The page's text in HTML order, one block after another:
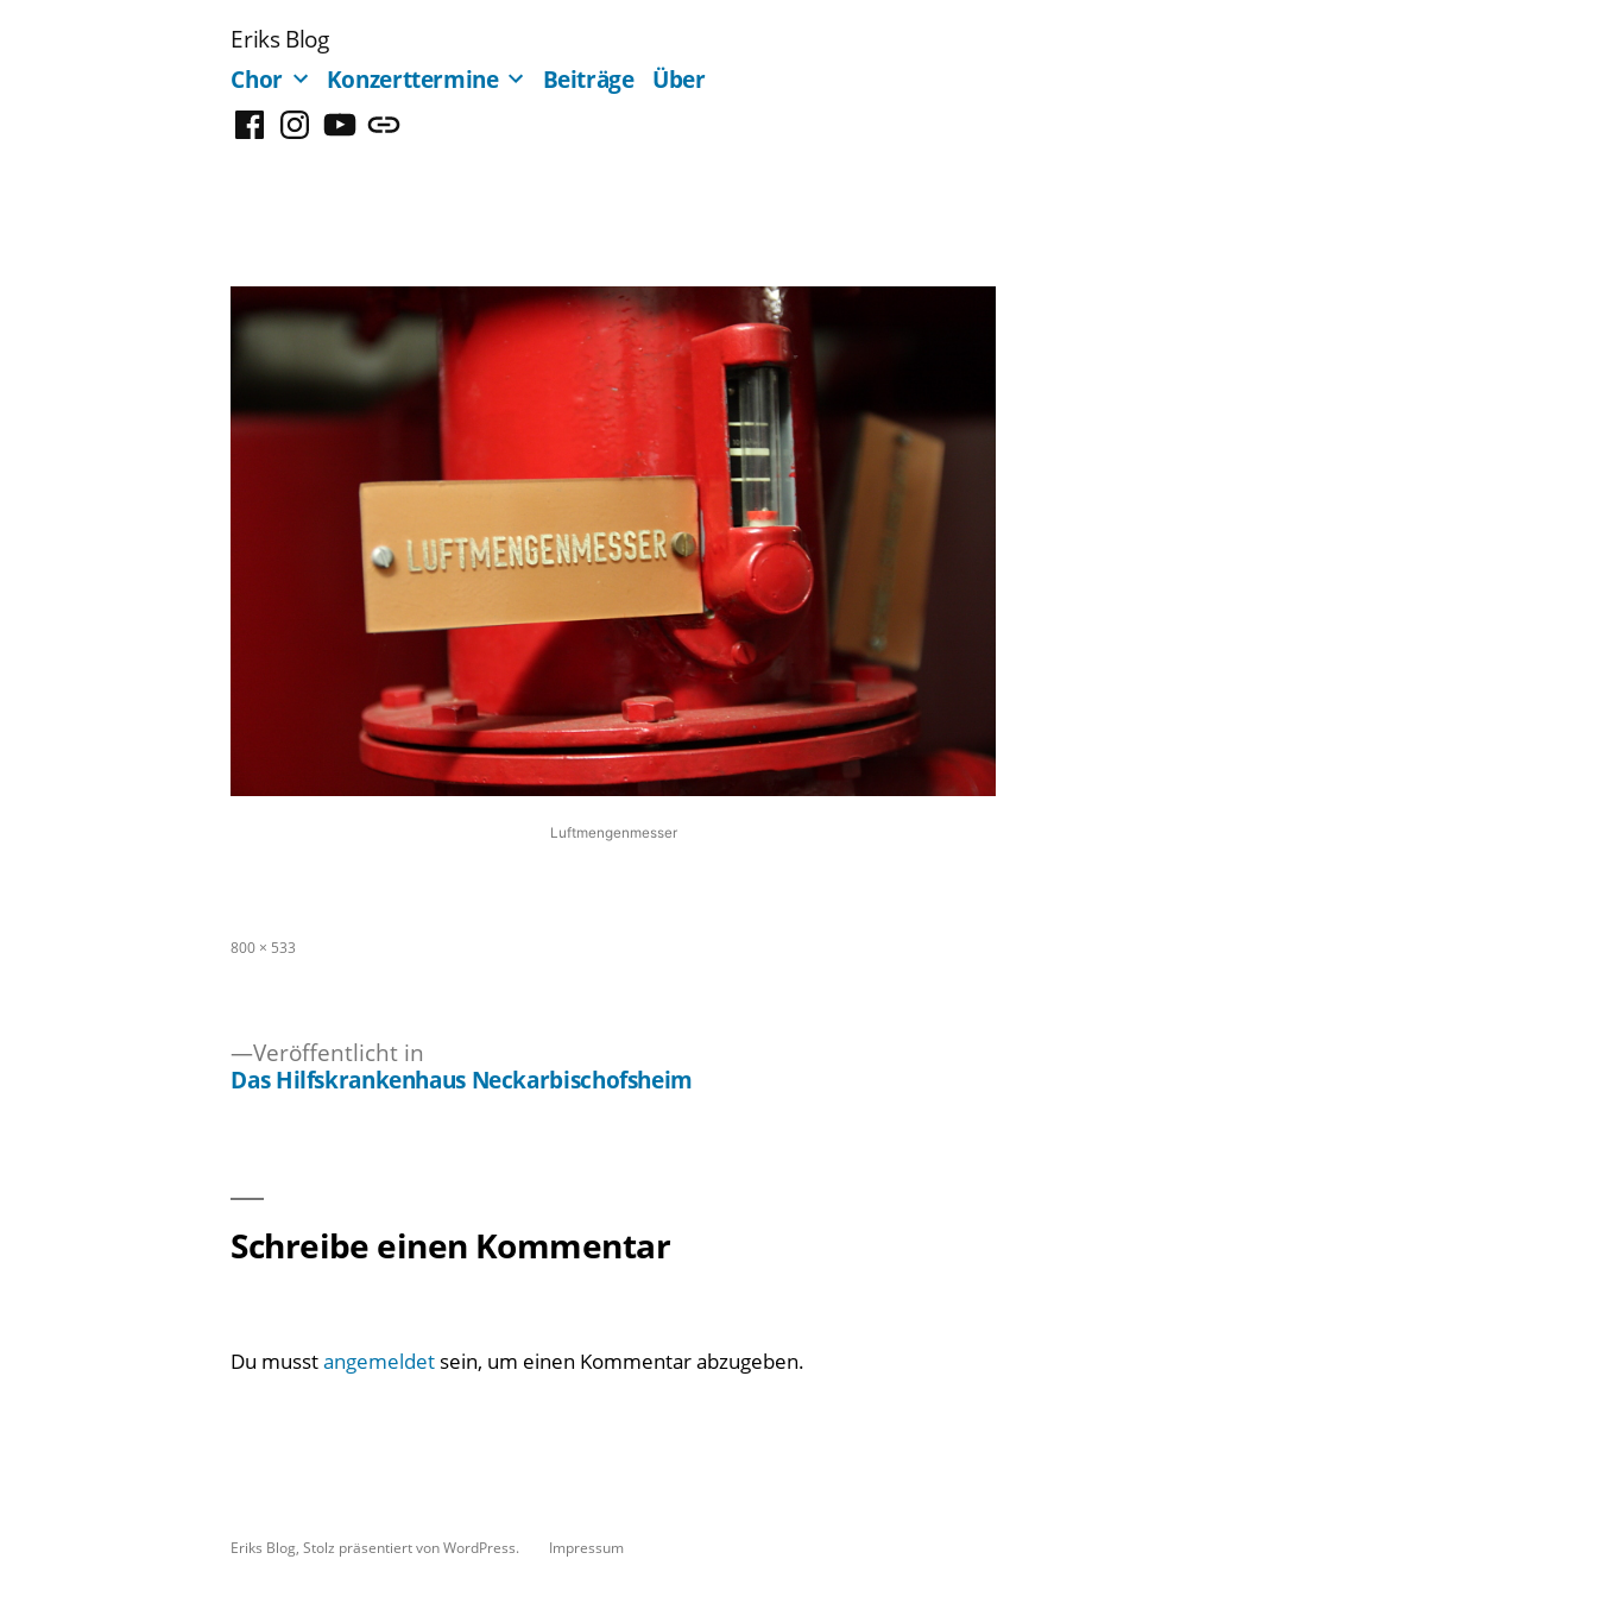
Eriks Blog
Chor
Konzerttermine Beiträge Über
FacebookInstagram
YouTubeMastodon
Luftmengenmesser
Originalgröße
800 × 533
Veröffentlicht in
Das Hilfskrankenhaus Neckarbischofsheim
Schreibe einen Kommentar
Du musstangemeldet sein, um einen Kommentar abzugeben.
Eriks Blog ,Stolz präsentiert von WordPress. Impressum